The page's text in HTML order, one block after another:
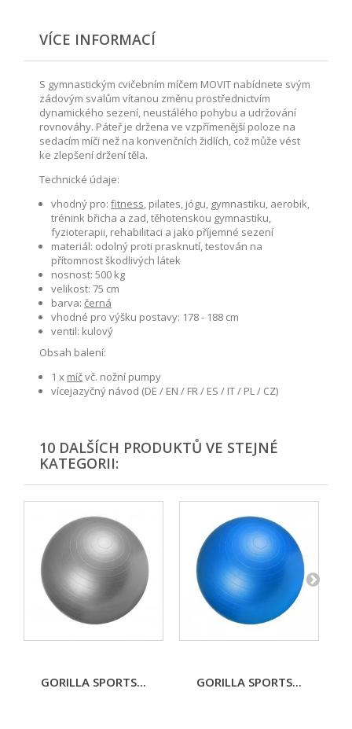
VÍCE INFORMACÍ
S gymnastickým cvičebním míčem MOVIT nabídnete svým
zádovým svalům vítanou změnu prostřednictvím
dynamického sezení, neustálého pohybu a udržování
rovnováhy. Páteř je držena ve vzpřímenější poloze na
sedacím míči než na konvenčních židlích, což může vést
ke zlepšení držení těla.
Technické údaje:
vhodný pro: fitness, pilates, jógu, gymnastiku, aerobik,
trénink břicha a zad, těhotenskou gymnastiku,
fyzioterapii, rehabilitaci a jako příjemné sezení
materiál: odolný proti prasknutí, testován na
přítomnost škodlivých látek
nosnost: 500 kg
velikost: 75 cm
barva: černá
vhodné pro výšku postavy: 178 - 188 cm
ventil: kulový
Obsah balení:
1 x míčvč. nožní pumpy
vícejazyčný návod (DE / EN / FR / ES / IT / PL / CZ)
10 DALŠÍCH PRODUKTŮ VE STEJNÉ
KATEGORII:
GORILLA SPORTS... GORILLA SPORTS...